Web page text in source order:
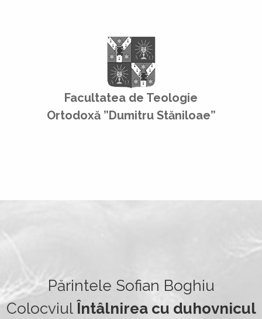
Facultatea de Teologie
Ortodoxă ”Dumitru Stăniloae”
Părintele Sofian Boghiu
Colocviul Întâlnirea cu duhovnicul